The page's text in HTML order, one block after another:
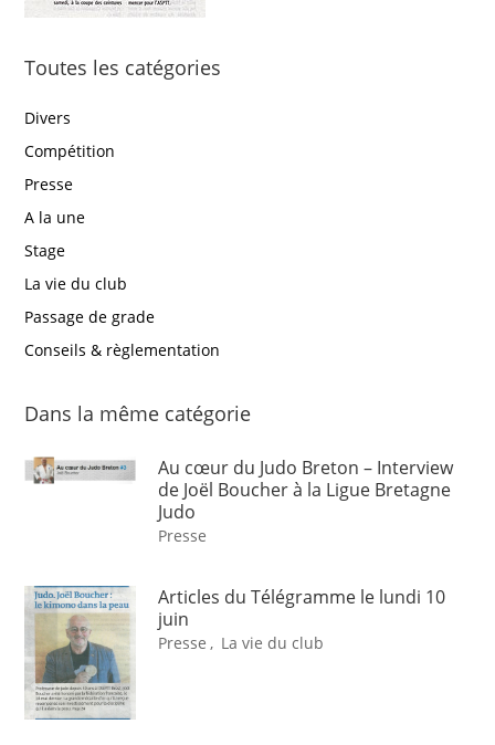
Toutes les catégories
Divers
Compétition
Presse
A la une
Stage
La vie du club
Passage de grade
Conseils & règlementation
Dans la même catégorie
Au cœur du Judo Breton – Interview
de Joël Boucher à la Ligue Bretagne
Judo
Presse
Articles du Télégramme le lundi 10
juin
Presse , La vie du club